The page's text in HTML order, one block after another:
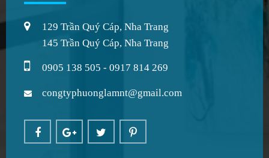
129 Trần Quý Cáp, Nha Trang
145 Trần Quý Cáp, Nha Trang
0905 138 505 - 0917 814 269
congtyphuonglamnt@gmail.com